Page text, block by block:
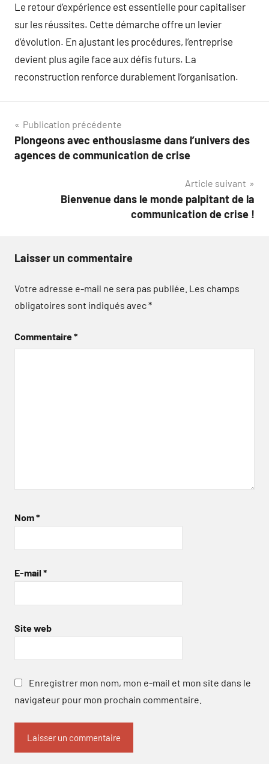
Le retour d’expérience est essentielle pour capitaliser
sur les réussites. Cette démarche offre un levier
d’évolution. En ajustant les procédures, l’entreprise
devient plus agile face aux défis futurs. La
reconstruction renforce durablement l’organisation.
Navigation
de
Publication précédente
Plongeons avec enthousiasme dans l’univers des
agences de communication de crise
Article suivant
Bienvenue dans le monde palpitant de la
communication de crise !
Laisser un commentaire
Votre adresse e-mail ne sera pas publiée. Les champs
obligatoires sont indiqués avec*
Commentaire*
Nom*
E-mail *
Site web
Enregistrer mon nom, mon e-mail et mon site dans le
navigateur pour mon prochain commentaire.